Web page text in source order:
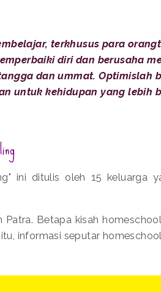
terkhusus para
diri dan berusaha
dan ummat. Optimislah
untuk kehidupan yang lebih
ini ditulis oleh 15 keluarga
Patra. Betapa kisah
informasi seputar